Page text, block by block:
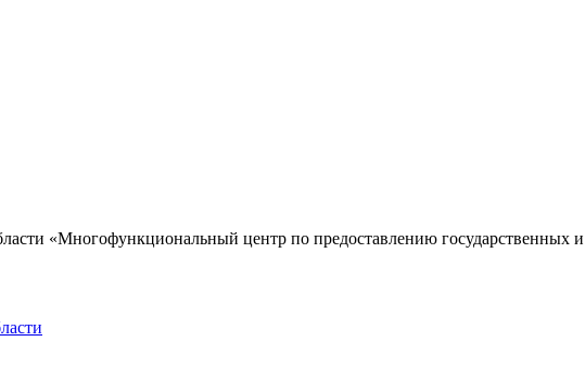
«Многофункциональный центр по предоставлению государственных